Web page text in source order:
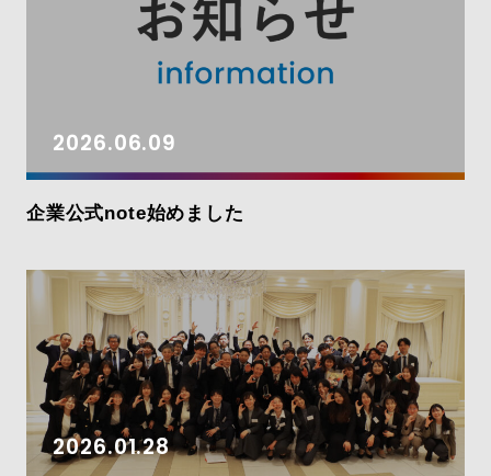
2026.06.09
企業公式note始めました
2026.01.28